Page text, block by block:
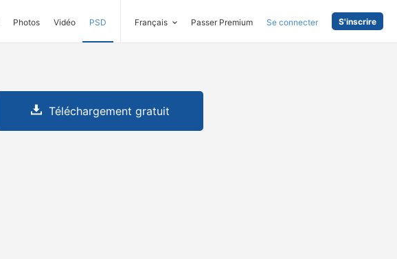
Photos Vidéo PSD Français Passer Premium Se connecter S'inscrire
Téléchargement gratuit